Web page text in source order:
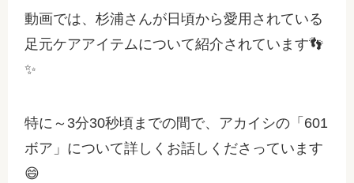
動画では、杉浦さんが日頃から愛用されている
足元ケアアイテムについて紹介されています👣
✨
特に～3分30秒頃までの間で、アカイシの「601
ボア」について詳しくお話しくださっています
😄